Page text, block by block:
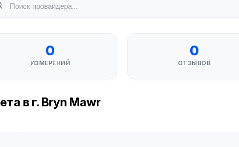
0
ИЗМЕРЕНИЙ
0
ОТЗЫВОВ
в г. Bryn Mawr